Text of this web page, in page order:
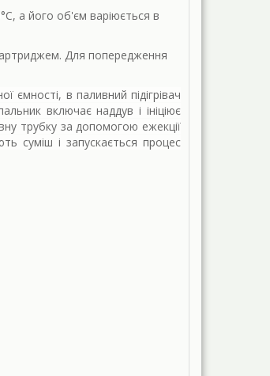
а його об'єм варіюється в
Для попередження
в паливний підігрівач
включає наддув і ініціює
трубку за допомогою ежекції
суміш і запускається процес